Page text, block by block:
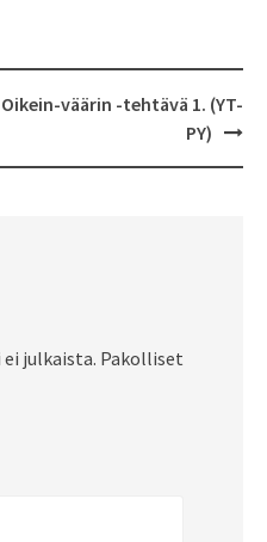
Oikein-väärin -tehtävä 1. (YT-
PY)
julkaista. Pakolliset